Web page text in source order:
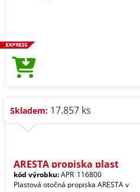
Skladem: 17.857 ks
ARESTA propiska plast
kód výrobku:APR_116800
Plastová otočná propiska ARESTA v